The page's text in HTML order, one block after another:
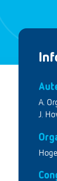
A.
J.